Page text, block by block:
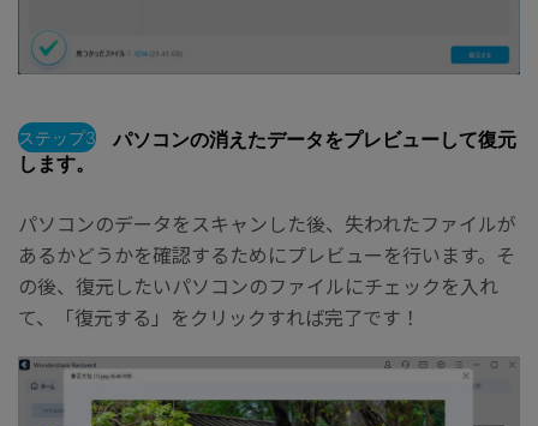
ステップ3
パソコンの消えたデータをプレビューして復元
します。
パソコンのデータをスキャンした後、失われたファイルが
あるかどうかを確認するためにプレビューを行います。そ
の後、復元したいパソコンのファイルにチェックを入れ
て、「復元する」をクリックすれば完了です！